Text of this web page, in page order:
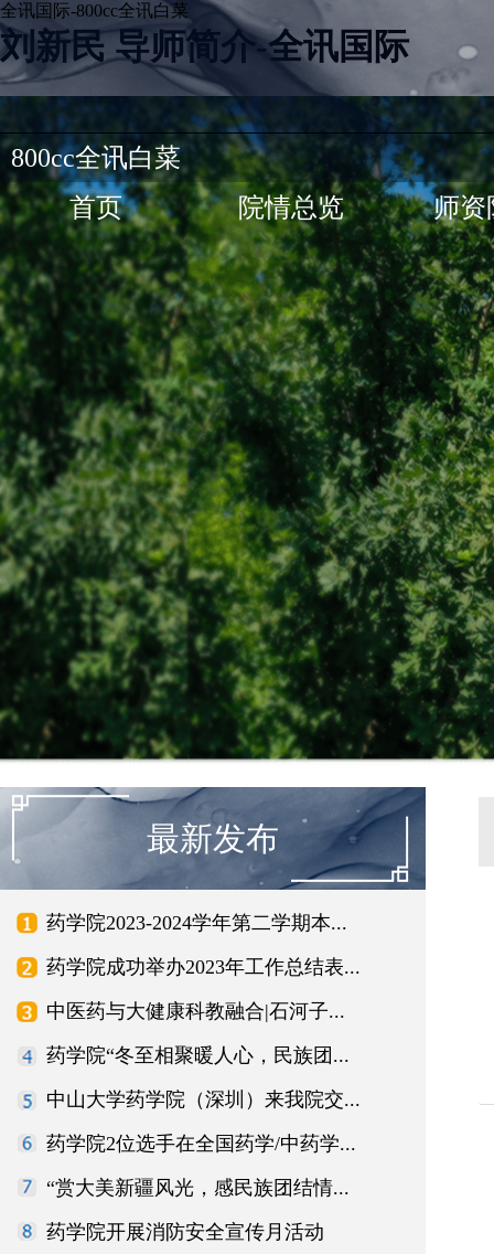
刘新民 导师简介-全讯国际
全讯国际-800cc全讯白菜
800cc全讯白菜
首页
院情总览 师资
最新发布
药学院2023-2024学年第二学期本...
药学院成功举办2023年工作总结表...
中医药与大健康科教融合|石河子...
药学院“冬至相聚暖人心，民族团...
中山大学药学院（深圳）来我院交...
药学院2位选手在全国药学/中药学...
“赏大美新疆风光，感民族团结情...
药学院开展消防安全宣传月活动